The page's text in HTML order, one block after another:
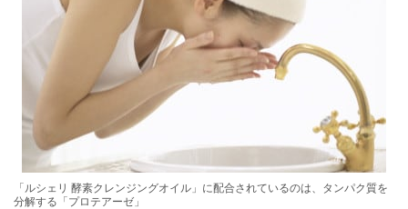
「ルシェリ 酵素クレンジングオイル」に配合されているのは、タンパク質を
分解する「プロテアーゼ」